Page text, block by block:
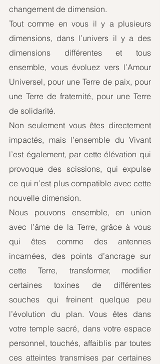
changement de dimension.
Tout comme en vous il y a plusieurs
dimensions, dans l’univers il y a des
dimensions différentes et tous
ensemble, vous évoluez vers l’Amour
Universel, pour une Terre de paix, pour
une Terre de fraternité, pour une Terre
de solidarité.
Non seulement vous êtes directement
impactés, mais l’ensemble du Vivant
l’est également, par cette élévation qui
provoque des scissions, qui expulse
ce qui n’est plus compatible avec cette
nouvelle dimension.
Nous pouvons ensemble, en union
avec l’âme de la Terre, grâce à vous
qui êtes comme des antennes
incarnées, des points d’ancrage sur
cette Terre, transformer, modifier
certaines toxines de différentes
souches qui freinent quelque peu
l’évolution du plan. Vous êtes dans
votre temple sacré, dans votre espace
personnel, touchés, affaiblis par toutes
ces atteintes transmises par certaines